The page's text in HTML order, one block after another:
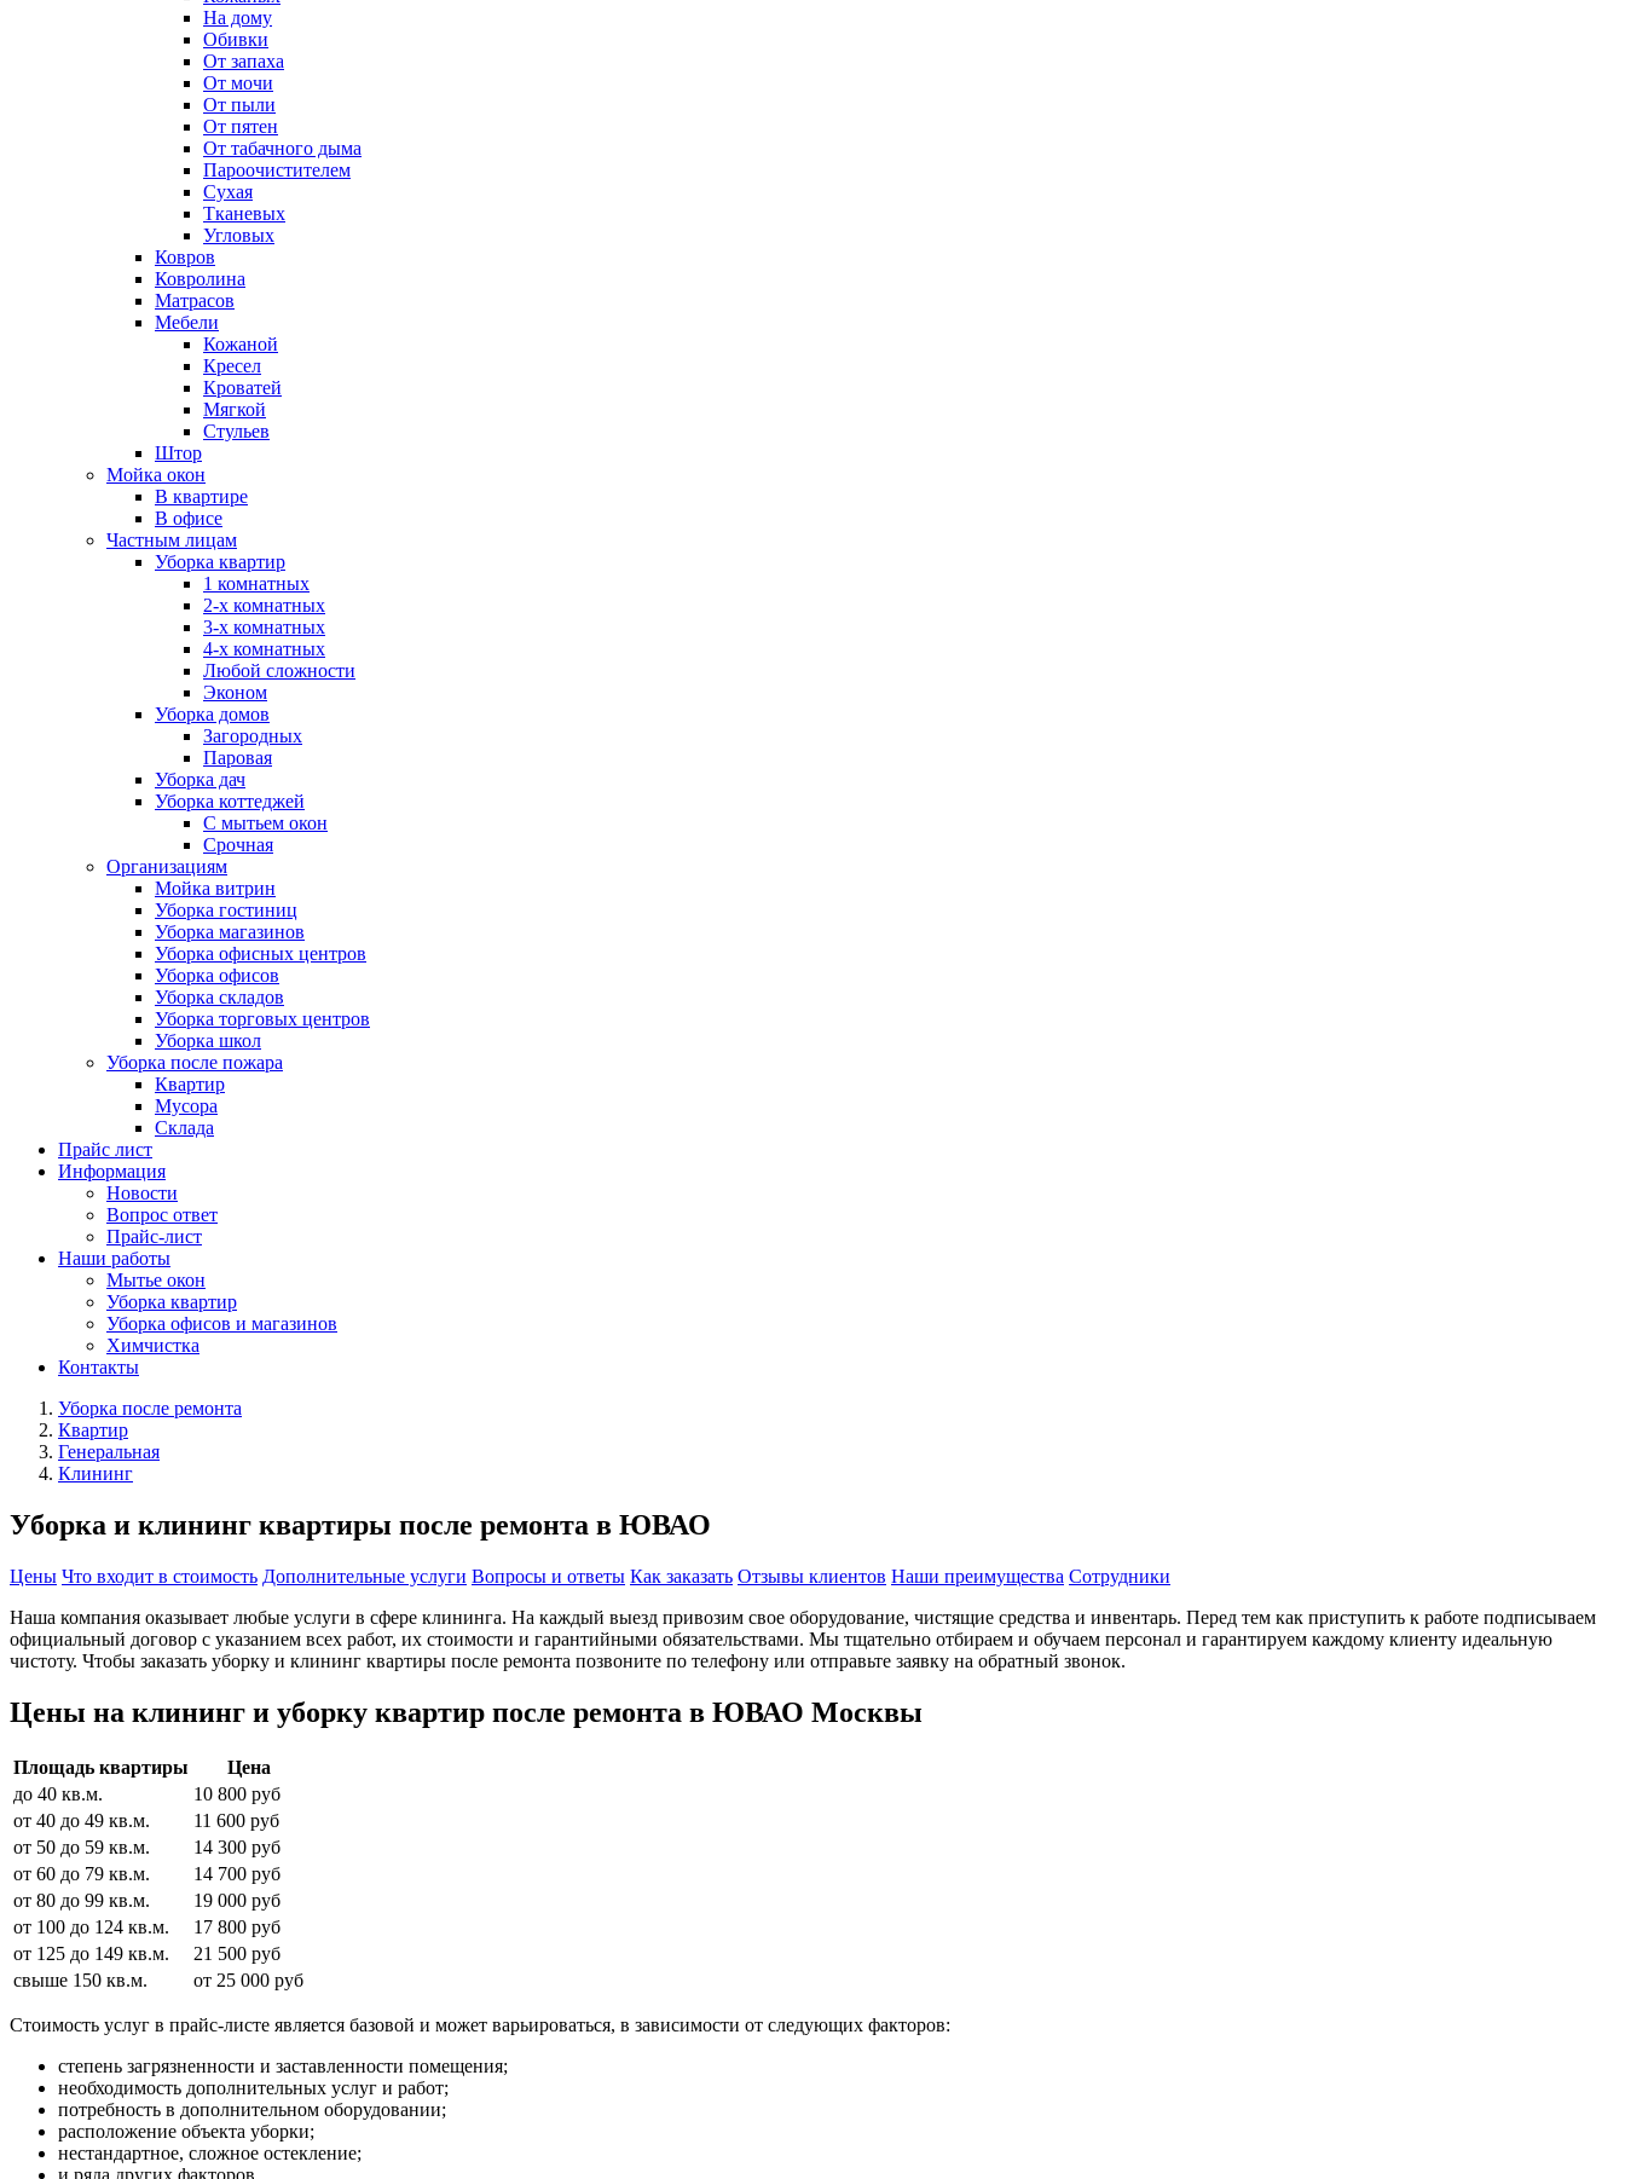
На дому
Обивки
От запаха
От мочи
От пыли
От пятен
От табачного дыма
Пароочистителем
Сухая
Тканевых
Угловых
Ковров
Ковролина
Матрасов
Мебели
Кожаной
Кресел
Кроватей
Мягкой
Стульев
Штор
Мойка окон
В квартире
В офисе
Частным лицам
Уборка квартир
1 комнатных
2-х комнатных
3-х комнатных
4-х комнатных
Любой сложности
Эконом
Уборка домов
Загородных
Паровая
Уборка дач
Уборка коттеджей
С мытьем окон
Срочная
Организациям
Мойка витрин
Уборка гостиниц
Уборка магазинов
Уборка офисных центров
Уборка офисов
Уборка складов
Уборка торговых центров
Уборка школ
Уборка после пожара
Квартир
Мусора
Склада
Прайс лист
Информация
Новости
Вопрос ответ
Прайс-лист
Наши работы
Мытье окон
Уборка квартир
Уборка офисов и магазинов
Химчистка
Контакты
Уборка после ремонта
Квартир
Генеральная
Клининг
Уборка и клининг квартиры после ремонта в ЮВАО
Цены Что входит в стоимость Дополнительные услуги Вопросы и ответы Как заказать Отзывы клиентов Наши преимущества Сотрудники
Наша компания оказывает любые услуги в сфере клининга. На каждый выезд привозим свое оборудование, чистящие средства и инвентарь. Перед тем как приступить к работе подписываем
официальный договор с указанием всех работ, их стоимости и гарантийными обязательствами. Мы тщательно отбираем и обучаем персонал и гарантируем каждому клиенту идеальную
чистоту. Чтобы заказать уборку и клининг квартиры после ремонта позвоните по телефону или отправьте заявку на обратный звонок.
Цены на клининг и уборку квартир после ремонта в ЮВАО Москвы
Площадь квартиры
Цена
до 40 кв.м.
10 800 руб
от 40 до 49 кв.м.
11 600 руб
от 50 до 59 кв.м.
14 300 руб
от 60 до 79 кв.м.
14 700 руб
от 80 до 99 кв.м.
19 000 руб
от 100 до 124 кв.м.
17 800 руб
от 125 до 149 кв.м.
21 500 руб
свыше 150 кв.м.
от 25 000 руб
Стоимость услуг в прайс-листе является базовой и может варьироваться, в зависимости от следующих факторов:
степень загрязненности и заставленности помещения;
необходимость дополнительных услуг и работ;
потребность в дополнительном оборудовании;
расположение объекта уборки;
нестандартное, сложное остекление;
и ряда других факторов.